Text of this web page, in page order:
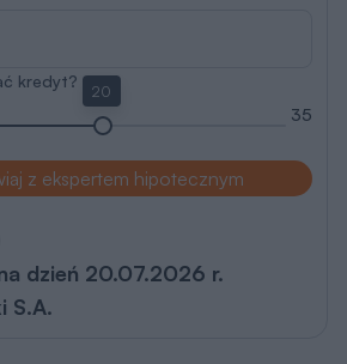
kredyt?
20
35
z ekspertem hipotecznym
dzień 20.07.2026 r.
S.A.